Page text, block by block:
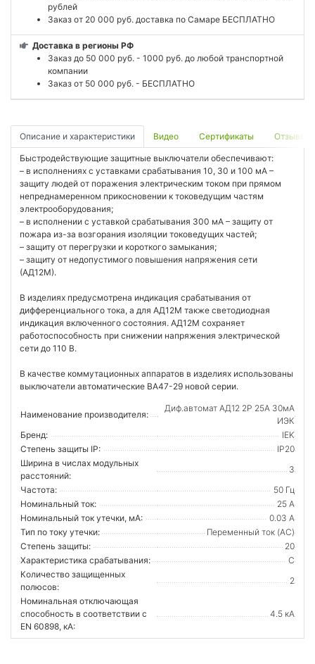
рублей
Заказ от 20 000 руб. доставка по Самаре БЕСПЛАТНО
Доставка в регионы РФ
Заказ до 50 000 руб. - 1000 руб. до любой транспортной
компании
Заказ от 50 000 руб. - БЕСПЛАТНО
Описание и характеристики Видео Сертификаты Отзывы
Быстродействующие защитные выключатели обеспечивают:
– в исполнениях с уставками срабатывания 10, 30 и 100 мА –
защиту людей от поражения электрическим током при прямом
непреднамеренном прикосновении к токоведущим частям
электрооборудования;
– в исполнении с уставкой срабатывания 300 мА – защиту от
пожара из-за возгорания изоляции токоведущих частей;
– защиту от перегрузки и короткого замыкания;
– защиту от недопустимого повышения напряжения сети
(АД12М).
В изделиях предусмотрена индикация срабатывания от
дифференциального тока, а для АД12М также светодиодная
индикация включенного состояния. АД12М сохраняет
работоспособность при снижении напряжения электрической
сети до 110 В.
В качестве коммутационных аппаратов в изделиях использованы
выключатели автоматические ВА47-29 новой серии.
Наименование производителя:
Диф.автомат АД12 2Р 25А 30мА
ИЭК
Бренд:
IEK
Степень защиты IP:
IP20
Ширина в числах модульных
расстояний:
3
Частота:
50 Гц
Номинальный ток:
25 А
Номинальный ток утечки, мА:
0.03 А
Тип по току утечки:
Переменный ток (AC)
Степень защиты:
20
Характеристика срабатывания:
C
Количество защищенных
полюсов:
2
Номинальная отключающая
способность в соответствии с
EN 60898, кА:
4.5 кА